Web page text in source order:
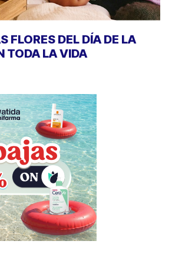
FLORES DEL DÍA DE LA
TODA LA VIDA